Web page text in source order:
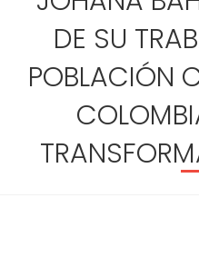
DE SU
POBLACIÓN